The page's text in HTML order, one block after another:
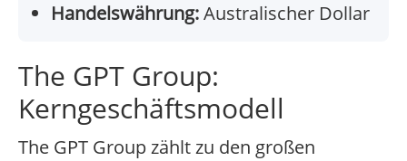
Handelswährung:Australischer Dollar
The GPT Group:
Kerngeschäftsmodell
The GPT Group zählt zu den großen